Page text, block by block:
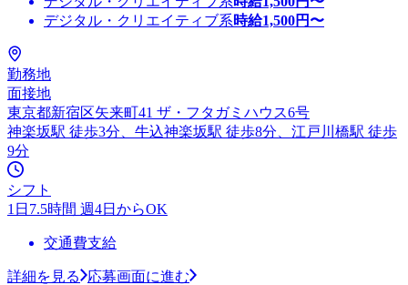
デジタル・クリエイティブ系時給1,500円〜
勤務地
面接地
東京都新宿区矢来町41 ザ・フタガミハウス6号
神楽坂駅 徒歩3分、牛込神楽坂駅 徒歩8分、江戸川橋駅 徒歩
9分
シフト
1日7.5時間 週4日からOK
交通費支給
詳細を見る
応募画面に進む